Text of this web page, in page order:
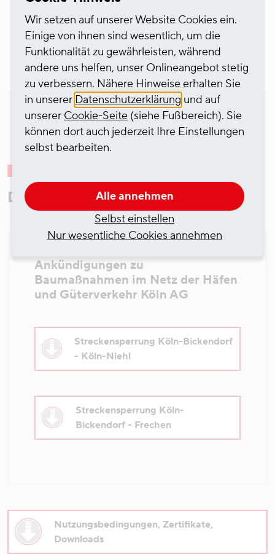
Serviceleistung die Tätigkeiten des
Eisenbahnbetriebsleiters bei regionalen
Anschlussbahnen.
Downloads
Ankündigungen zu
Baumaßnahmen im Netz der Häfen
und Güterverkehr Köln AG
Streckensperrung Köln-Bickendorf
- Köln-Niehl
Streckensperrung Köln-
Bickendorf - Frechen
Nutzungsbedingungen, Zertifikate,
Downloads
Wir setzen auf unserer Website Cookies ein.
Einige von ihnen sind wesentlich, um die
Funktionalität zu gewährleisten, während
andere uns helfen, unser Onlineangebot stetig
zu verbessern. Nähere Hinweise erhalten Sie
in unserer Datenschutzerklärung und auf
unserer Cookie-Seite (siehe Fußbereich). Sie
können dort auch jederzeit Ihre Einstellungen
selbst bearbeiten.
Alle annehmen
Selbst einstellen
Nur wesentliche Cookies annehmen